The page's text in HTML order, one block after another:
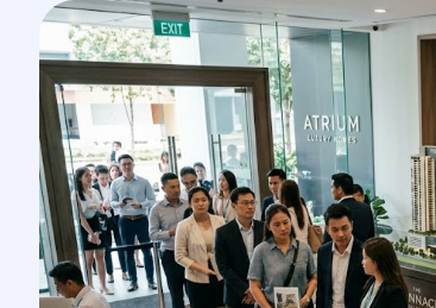
услуги кейсы о нас